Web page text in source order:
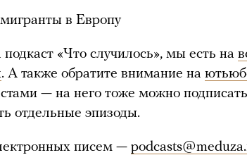
в Европу
«Что случилось», мы есть на
. А также обратите внимание на
— на него тоже можно
отдельные эпизоды.
писем —